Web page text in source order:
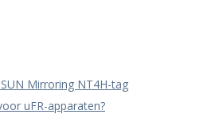
Mirroring NT4H-tag
uFR-apparaten?